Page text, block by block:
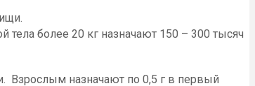
более 20 кг назначают 150 – 300 тысяч
Взрослым назначают по 0,5 г в первый